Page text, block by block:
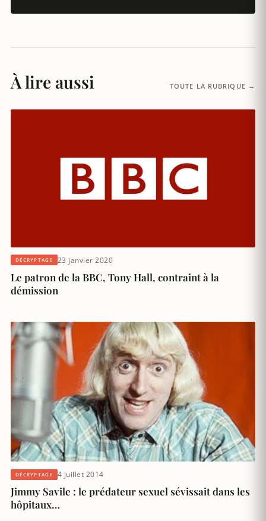
À lire aussi TOUTE LA RUBRIQUE →
DÉCRYPTAGE 23 janvier 2020
Le patron de la BBC, Tony Hall, contraint à la
démission
DÉCRYPTAGE 4 juillet 2014
Jimmy Savile : le prédateur sexuel sévissait dans les
hôpitaux…